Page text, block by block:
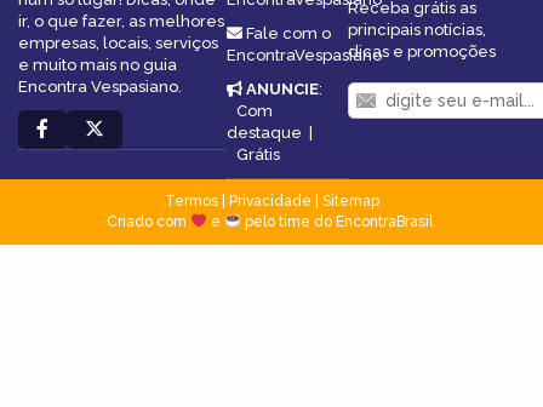
ir, o que fazer, as melhores
empresas, locais, serviços
e muito mais no guia
Encontra Vespasiano.
Fale com o
EncontraVespasiano
ANUNCIE:
Com
destaque |
Grátis
Receba grátis as
principais notícias,
dicas e promoções
Termos| Privacidade
Sitemap
Criado com
e pelo time do EncontraBrasil